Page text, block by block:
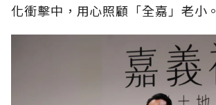
化衝擊中，用心照顧「全嘉」老小。